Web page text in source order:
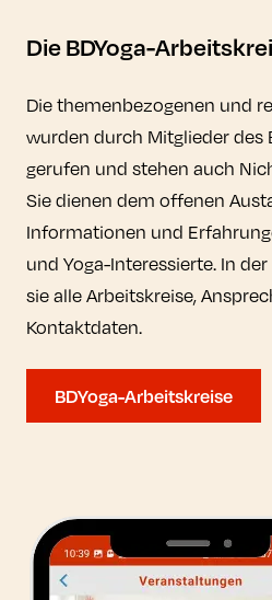
Die BDYoga-
Die themenbezogenen und
wurden durch Mitglieder des
gerufen und stehen auch
Sie dienen dem offenen
Informationen und
und Yoga-Interessierte. In
sie alle Arbeitskreise,
Kontaktdaten.
BDYoga-Arbeitskreise